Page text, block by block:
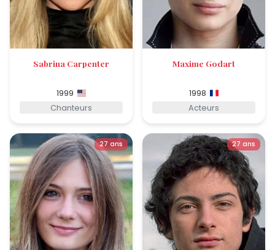
Sabrina Carpenter
1999
Chanteurs
Maxime Godart
1998
Acteurs
27 ans 27 ans